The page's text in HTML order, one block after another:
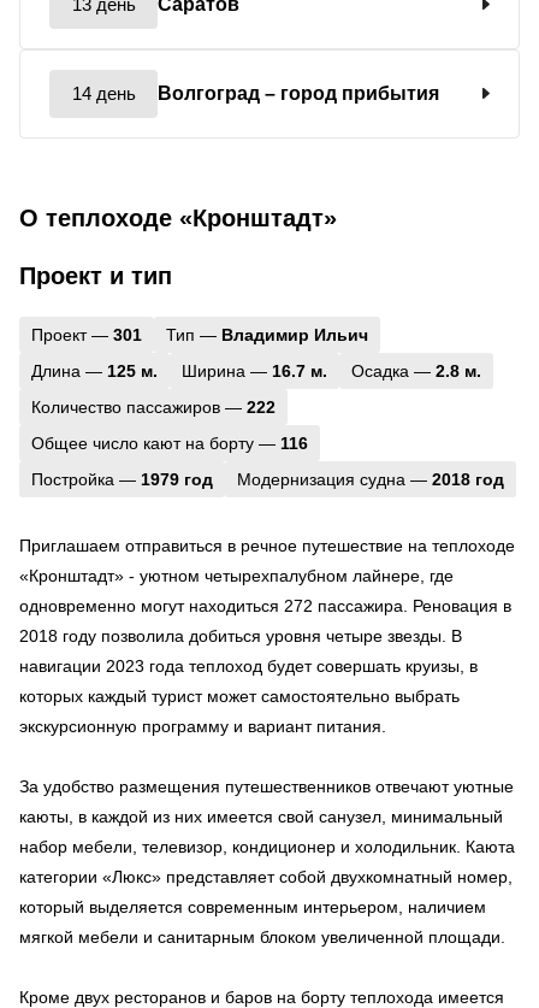
14 день Волгоград – город прибытия
О теплоходе «Кронштадт»
Проект и тип
Проект — 301 Тип — Владимир Ильич
Длина — 125 м. Ширина — 16.7 м. Осадка — 2.8 м.
Количество пассажиров — 222
Общее число кают на борту — 116
Постройка — 1979 год Модернизация судна — 2018 год
Приглашаем отправиться в речное путешествие на теплоходе
«Кронштадт» - уютном четырехпалубном лайнере, где
одновременно могут находиться 272 пассажира. Реновация в
2018 году позволила добиться уровня четыре звезды. В
навигации 2023 года теплоход будет совершать круизы, в
которых каждый турист может самостоятельно выбрать
экскурсионную программу и вариант питания.
За удобство размещения путешественников отвечают уютные
каюты, в каждой из них имеется свой санузел, минимальный
набор мебели, телевизор, кондиционер и холодильник. Каюта
категории «Люкс» представляет собой двухкомнатный номер,
который выделяется современным интерьером, наличием
мягкой мебели и санитарным блоком увеличенной площади.
Кроме двух ресторанов и баров на борту теплохода имеется